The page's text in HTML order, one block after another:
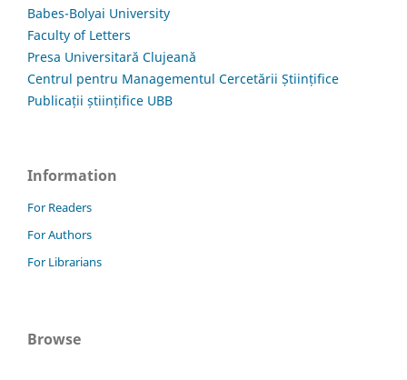
Babes-Bolyai University
Faculty of Letters
Presa Universitară Clujeană
Centrul pentru Managementul Cercetării Științifice
Publicații științifice UBB
Information
For Readers
For Authors
For Librarians
Browse